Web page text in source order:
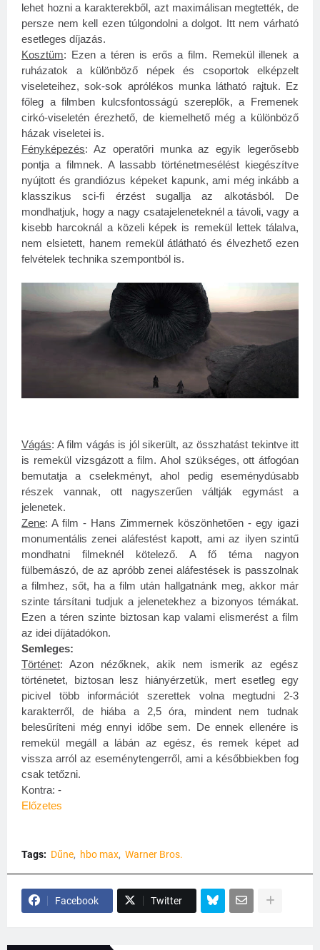
lehet hozni a karakterekből, azt maximálisan megtették, de
persze nem kell ezen túlgondolni a dolgot. Itt nem várható
esetleges díjazás.
Kosztüm: Ezen a téren is erős a film. Remekül illenek a
ruházatok a különböző népek és csoportok elképzelt
viseleteihez, sok-sok aprólékos munka látható rajtuk. Ez
főleg a filmben kulcsfontosságú szereplők, a Fremenek
cirkó-viseletén érezhető, de kiemelhető még a különböző
házak viseletei is.
Fényképezés: Az operatőri munka az egyik legerősebb
pontja a filmnek. A lassabb történetmesélést kiegészítve
nyújtott és grandiózus képeket kapunk, ami még inkább a
klasszikus sci-fi érzést sugallja az alkotásból. De
mondhatjuk, hogy a nagy csatajeleneteknél a távoli, vagy a
kisebb harcoknál a közeli képek is remekül lettek tálalva,
nem elsietett, hanem remekül átlátható és élvezhető ezen
felvételek technika szempontból is.
Vágás: A film vágás is jól sikerült, az összhatást tekintve itt
is remekül vizsgázott a film. Ahol szükséges, ott átfogóan
bemutatja a cselekményt, ahol pedig eseménydúsabb
részek vannak, ott nagyszerűen váltják egymást a
jelenetek.
Zene: A film - Hans Zimmernek köszönhetően - egy igazi
monumentális zenei aláfestést kapott, ami az ilyen szintű
mondhatni filmeknél kötelező. A fő téma nagyon
fülbemászó, de az apróbb zenei aláfestések is passzolnak
a filmhez, sőt, ha a film után hallgatnánk meg, akkor már
szinte társítani tudjuk a jelenetekhez a bizonyos témákat.
Ezen a téren szinte biztosan kap valami elismerést a film
az idei díjátadókon.
Semleges:
Történet: Azon nézőknek, akik nem ismerik az egész
történetet, biztosan lesz hiányérzetük, mert esetleg egy
picivel több információt szerettek volna megtudni 2-3
karakterről, de hiába a 2,5 óra, mindent nem tudnak
belesűríteni még ennyi időbe sem. De ennek ellenére is
remekül megáll a lábán az egész, és remek képet ad
vissza arról az eseménytengerről, ami a későbbiekben fog
csak tetőzni.
Kontra: -
Előzetes
Tags: Dűne hbo max Warner Bros.
Facebook Twitter